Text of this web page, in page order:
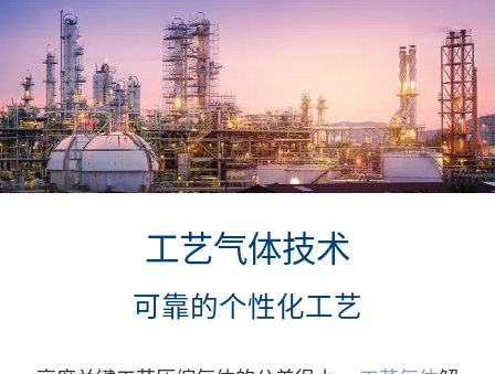
工艺气体技术
可靠的个性化工艺